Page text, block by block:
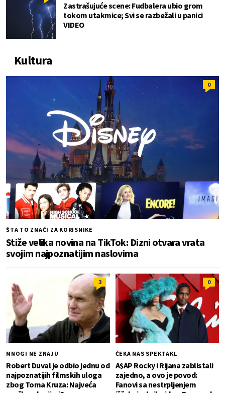
Zastrašujuće scene: Fudbalera ubio grom
tokom utakmice; Svi se razbežali u panici
VIDEO
Kultura
0
ŠTA TO ZNAČI ZA KORISNIKE
Stiže velika novina na TikTok: Dizni otvara vrata
svojim najpoznatijim naslovima
3
MNOGI NE ZNAJU
Robert Duval je odbio jednu od
najpoznatijih filmskih uloga
zbog Toma Kruza: Najveća
0
ČEKA NAS SPEKTAKL
A$AP Rocky i Rijana zablistali
zajedno, a ovo je povod:
Fanovi sa nestrpljenjem